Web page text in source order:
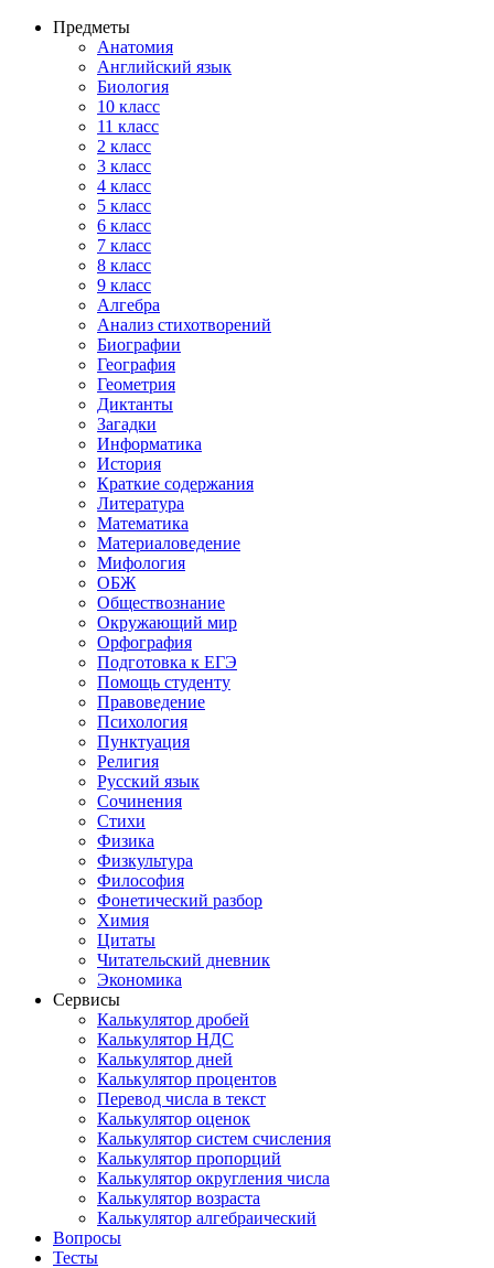
Предметы
Анатомия
Английский язык
Биология
10 класс
11 класс
2 класс
3 класс
4 класс
5 класс
6 класс
7 класс
8 класс
9 класс
Алгебра
Анализ стихотворений
Биографии
География
Геометрия
Диктанты
Загадки
Информатика
История
Краткие содержания
Литература
Математика
Материаловедение
Мифология
ОБЖ
Обществознание
Окружающий мир
Орфография
Подготовка к ЕГЭ
Помощь студенту
Правоведение
Психология
Пунктуация
Религия
Русский язык
Сочинения
Стихи
Физика
Физкультура
Философия
Фонетический разбор
Химия
Цитаты
Читательский дневник
Экономика
Сервисы
Калькулятор дробей
Калькулятор НДС
Калькулятор дней
Калькулятор процентов
Перевод числа в текст
Калькулятор оценок
Калькулятор систем счисления
Калькулятор пропорций
Калькулятор округления числа
Калькулятор возраста
Калькулятор алгебраический
Вопросы
Тесты